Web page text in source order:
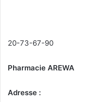
20-73-67-90
Pharmacie AREWA
Adresse :